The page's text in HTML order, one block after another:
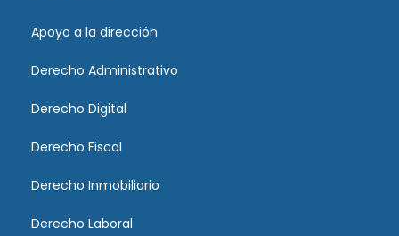
Apoyo a la dirección
Derecho Administrativo
Derecho Digital
Derecho Fiscal
Derecho Inmobiliario
Derecho Laboral